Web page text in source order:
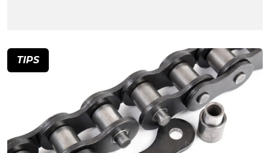
TIPS